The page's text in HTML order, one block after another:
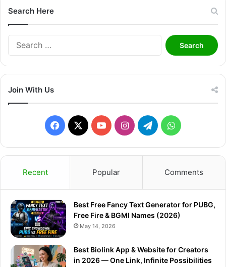
Search Here
Search
for:
Join With Us
Facebook
X YouTubeInstagram
TelegramWhatsApp
Recent Popular Comments
Best Free Fancy Text Generator for PUBG,
Free Fire & BGMI Names (2026)
May 14, 2026
Best Biolink App & Website for Creators
in 2026 — One Link, Infinite Possibilities